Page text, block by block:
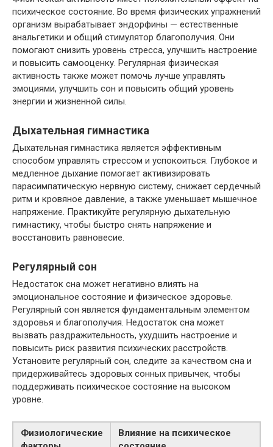
психическое состояние. Во время физических упражнений
организм вырабатывает эндорфины — естественные
анальгетики и общий стимулятор благополучия. Они
помогают снизить уровень стресса, улучшить настроение
и повысить самооценку. Регулярная физическая
активность также может помочь лучше управлять
эмоциями, улучшить сон и повысить общий уровень
энергии и жизненной силы.
Дыхательная гимнастика
Дыхательная гимнастика является эффективным
способом управлять стрессом и успокоиться. Глубокое и
медленное дыхание помогает активизировать
парасимпатическую нервную систему, снижает сердечный
ритм и кровяное давление, а также уменьшает мышечное
напряжение. Практикуйте регулярную дыхательную
гимнастику, чтобы быстро снять напряжение и
восстановить равновесие.
Регулярный сон
Недостаток сна может негативно влиять на
эмоциональное состояние и физическое здоровье.
Регулярный сон является фундаментальным элементом
здоровья и благополучия. Недостаток сна может
вызвать раздражительность, ухудшить настроение и
повысить риск развития психических расстройств.
Установите регулярный сон, следите за качеством сна и
придерживайтесь здоровых сонных привычек, чтобы
поддерживать психическое состояние на высоком
уровне.
Физиологические
Влияние на психическое